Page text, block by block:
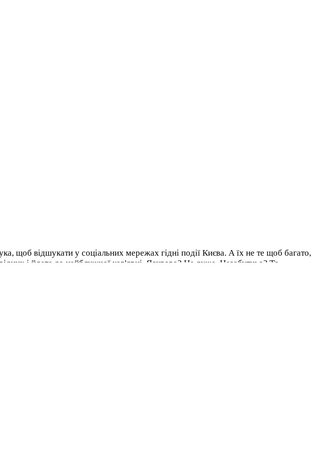
щоб відшукати у соціальних мережах гідні події Києва. А їх не те щоб багато,
і йдете до найближчої кав'ярні. Яскраво? Не дуже. Незабутньо? Та
все більше. Але лишається питання - де ж їх шукати? Відповідаємо: всі актуальні